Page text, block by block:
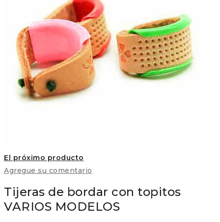
El próximo producto
Agregue su comentario
Tijeras de bordar con topitos
VARIOS MODELOS